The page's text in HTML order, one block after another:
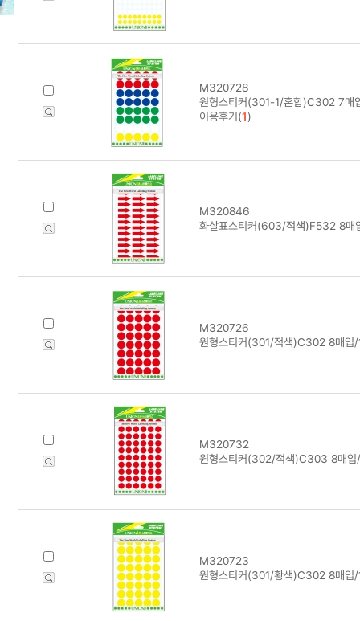
M320728
원형스티커(301-1/혼합)C302 7매
이용후기(1)
M320846
화살표스티커(603/적색)F532 8
M320726
원형스티커(301/적색)C302 8매입
M320732
원형스티커(302/적색)C303 8매
M320723
원형스티커(301/황색)C302 8매입